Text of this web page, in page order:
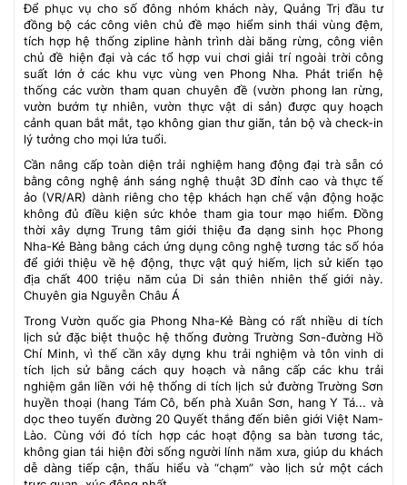
Để phục vụ cho số đông nhóm khách này, Quảng Trị đầu tư
đồng bộ các công viên chủ đề mạo hiểm sinh thái vùng đệm,
tích hợp hệ thống zipline hành trình dài băng rừng, công viên
chủ đề hiện đại và các tổ hợp vui chơi giải trí ngoài trời công
suất lớn ở các khu vực vùng ven Phong Nha. Phát triển hệ
thống các vườn tham quan chuyên đề (vườn phong lan rừng,
vườn bướm tự nhiên, vườn thực vật di sản) được quy hoạch
cảnh quan bắt mắt, tạo không gian thư giãn, tản bộ và check-in
lý tưởng cho mọi lứa tuổi.
Cần nâng cấp toàn diện trải nghiệm hang động đại trà sẵn có
bằng công nghệ ánh sáng nghệ thuật 3D đỉnh cao và thực tế
ảo (VR/AR) dành riêng cho tệp khách hạn chế vận động hoặc
không đủ điều kiện sức khỏe tham gia tour mạo hiểm. Đồng
thời xây dựng Trung tâm giới thiệu đa dạng sinh học Phong
Nha-Kẻ Bàng bằng cách ứng dụng công nghệ tương tác số hóa
để giới thiệu về hệ động, thực vật quý hiếm, lịch sử kiến tạo
địa chất 400 triệu năm của Di sản thiên nhiên thế giới này.
Chuyên gia Nguyễn Châu Á
Trong Vườn quốc gia Phong Nha-Kẻ Bàng có rất nhiều di tích
lịch sử đặc biệt thuộc hệ thống đường Trường Sơn-đường Hồ
Chí Minh, vì thế cần xây dựng khu trải nghiệm và tôn vinh di
tích lịch sử bằng cách quy hoạch và nâng cấp các khu trải
nghiệm gắn liền với hệ thống di tích lịch sử đường Trường Sơn
huyền thoại (hang Tám Cô, bến phà Xuân Sơn, hang Y Tá... và
dọc theo tuyến đường 20 Quyết thắng đến biên giới Việt Nam-
Lào. Cùng với đó tích hợp các hoạt động sa bàn tương tác,
không gian tái hiện đời sống người lính năm xưa, giúp du khách
dễ dàng tiếp cận, thấu hiểu và “chạm” vào lịch sử một cách